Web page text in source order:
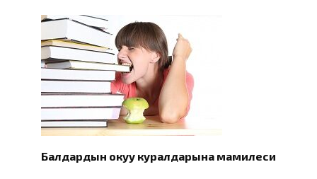
Балдардын окуу куралдарына мамилеси